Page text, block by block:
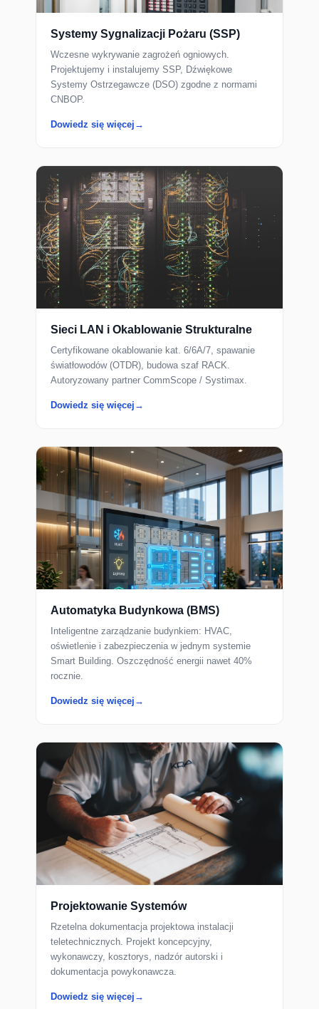
Systemy Sygnalizacji Pożaru (SSP)
Wczesne wykrywanie zagrożeń ogniowych.
Projektujemy i instalujemy SSP, Dźwiękowe
Systemy Ostrzegawcze (DSO) zgodne z normami
CNBOP.
Dowiedz się więcej
Sieci LAN i Okablowanie Strukturalne
Certyfikowane okablowanie kat. 6/6A/7, spawanie
światłowodów (OTDR), budowa szaf RACK.
Autoryzowany partner CommScope / Systimax.
Dowiedz się więcej
Automatyka Budynkowa (BMS)
Inteligentne zarządzanie budynkiem: HVAC,
oświetlenie i zabezpieczenia w jednym systemie
Smart Building. Oszczędność energii nawet 40%
rocznie.
Dowiedz się więcej
Projektowanie Systemów
Rzetelna dokumentacja projektowa instalacji
teletechnicznych. Projekt koncepcyjny,
wykonawczy, kosztorys, nadzór autorski i
dokumentacja powykonawcza.
Dowiedz się więcej